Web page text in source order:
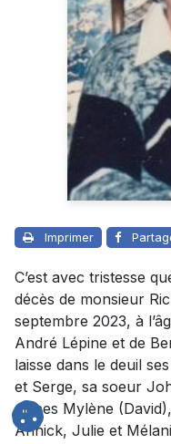
Imprimer
C’est avec tristesse
décès de monsieur
septembre 2023, à
André Lépine et de
laisse dans le deuil
et Serge, sa soeur
nièces Mylène
Annick, Julie et